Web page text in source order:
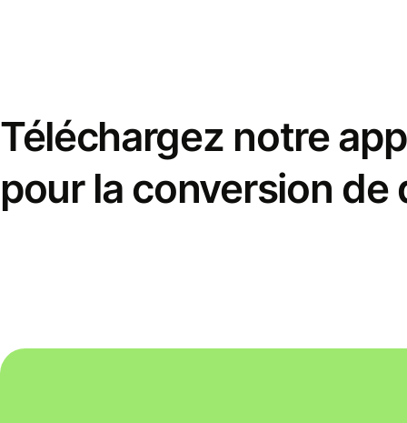
Téléchargez notre
pour la conversion de